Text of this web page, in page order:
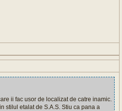
ii fac usor de localizat de catre inamic.
stilul etalat de S.A.S. Stiu ca pana a